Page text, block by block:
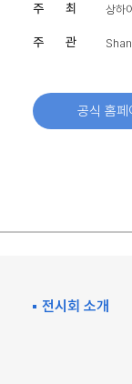
주 최 상하
주 관
공식 홈페
전시회 소개